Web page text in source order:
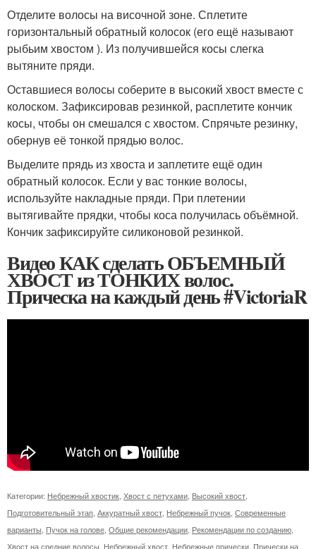
Отделите волосы на височной зоне. Сплетите
горизонтальный обратный колосок (его ещё называют
рыбьим хвостом ). Из получившейся косы слегка
вытяните пряди.
Оставшиеся волосы соберите в высокий хвост вместе с
колоском. Зафиксировав резинкой, расплетите кончик
косы, чтобы он смешался с хвостом. Спрячьте резинку,
обернув её тонкой прядью волос.
Выделите прядь из хвоста и заплетите ещё один
обратный колосок. Если у вас тонкие волосы,
используйте накладные пряди. При плетении
вытягивайте прядки, чтобы коса получилась объёмной.
Кончик зафиксируйте силиконовой резинкой.
Видео КАК сделать ОБЪЕМНЫЙ
ХВОСТ из ТОНКИХ волос.
Прическа на каждый день #VictoriaR
Категории: Небрежный хвостик Хвост с петухами Высокий хвост
Подготовительный этап Аккуратный хвост Небрежный пучок Современные
варианты Пучок на голове Общие рекомендации Рекомендации по созданию
Хвост на средние волосы Небрежный хвост Небрежные прически Прически на